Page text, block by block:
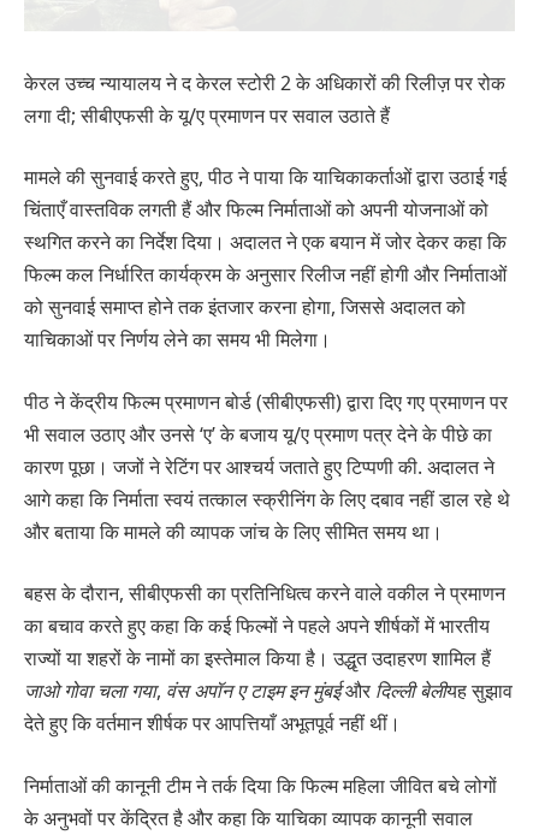
केरल उच्च न्यायालय ने द केरल स्टोरी 2 के अधिकारों की रिलीज़ पर रोक
लगा दी; सीबीएफसी के यू/ए प्रमाणन पर सवाल उठाते हैं
मामले की सुनवाई करते हुए, पीठ ने पाया कि याचिकाकर्ताओं द्वारा उठाई गई
चिंताएँ वास्तविक लगती हैं और फिल्म निर्माताओं को अपनी योजनाओं को
स्थगित करने का निर्देश दिया। अदालत ने एक बयान में जोर देकर कहा कि
फिल्म कल निर्धारित कार्यक्रम के अनुसार रिलीज नहीं होगी और निर्माताओं
को सुनवाई समाप्त होने तक इंतजार करना होगा, जिससे अदालत को
याचिकाओं पर निर्णय लेने का समय भी मिलेगा।
पीठ ने केंद्रीय फिल्म प्रमाणन बोर्ड (सीबीएफसी) द्वारा दिए गए प्रमाणन पर
भी सवाल उठाए और उनसे ‘ए’ के ​​बजाय यू/ए प्रमाण पत्र देने के पीछे का
कारण पूछा। जजों ने रेटिंग पर आश्चर्य जताते हुए टिप्पणी की. अदालत ने
आगे कहा कि निर्माता स्वयं तत्काल स्क्रीनिंग के लिए दबाव नहीं डाल रहे थे
और बताया कि मामले की व्यापक जांच के लिए सीमित समय था।
बहस के दौरान, सीबीएफसी का प्रतिनिधित्व करने वाले वकील ने प्रमाणन
का बचाव करते हुए कहा कि कई फिल्मों ने पहले अपने शीर्षकों में भारतीय
राज्यों या शहरों के नामों का इस्तेमाल किया है। उद्धृत उदाहरण शामिल हैं
जाओ गोवा चला गया, वंस अपॉन ए टाइम इन मुंबईऔर दिल्ली बेलीयह सुझाव
देते हुए कि वर्तमान शीर्षक पर आपत्तियाँ अभूतपूर्व नहीं थीं।
निर्माताओं की कानूनी टीम ने तर्क दिया कि फिल्म महिला जीवित बचे लोगों
के अनुभवों पर केंद्रित है और कहा कि याचिका व्यापक कानूनी सवाल